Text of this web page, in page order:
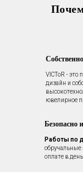
VICToR - это
дизайн и
ювелирное
Работы по
обручальные
оплате в
Безопасно